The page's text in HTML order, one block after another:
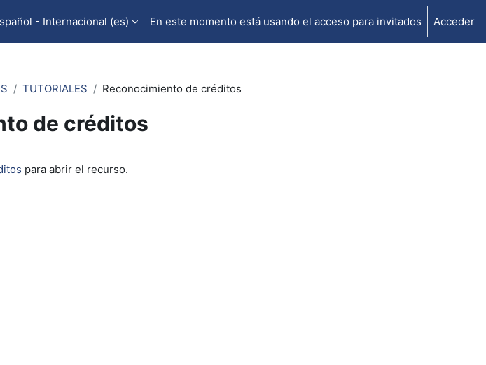
- Internacional ‎(es)‎ En este momento está usando el acceso para invitados Acceder
TUTORIALES Reconocimiento de créditos
de créditos
para abrir el recurso.